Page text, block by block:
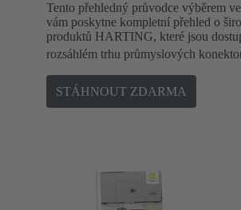
Tento přehledný průvodce výběrem
vám poskytne kompletní přehled o
produktů HARTING, které jsou
rozsáhlém trhu průmyslových
STÁHNOUT ZDARMA